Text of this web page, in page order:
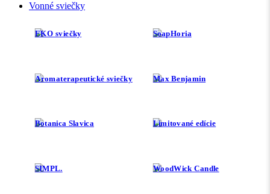
Vonné sviečky
EKO sviečky SoapHoria
Aromaterapeutické sviečky Max Benjamin
Botanica Slavica Limitované edície
SIMPL. WoodWick Candle